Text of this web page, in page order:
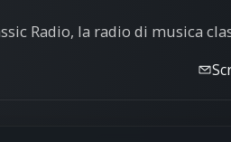
Radio, la radio di musica